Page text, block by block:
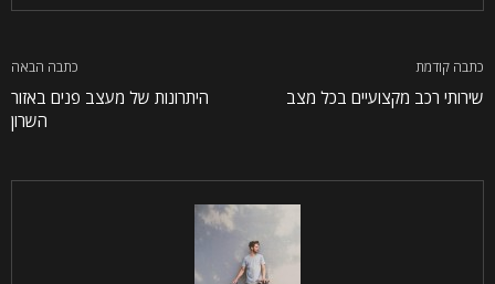
כתבה קודמת
שירותי רכב מקצועיים בכל מצב
כתבה הבאה
היתרונות של מעצב פנים באזור
השרון